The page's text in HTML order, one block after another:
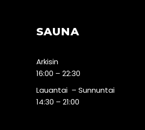
SAUNA
Arkisin
16:00 – 22:30
Lauantai – Sunnuntai
14:30 – 21:00